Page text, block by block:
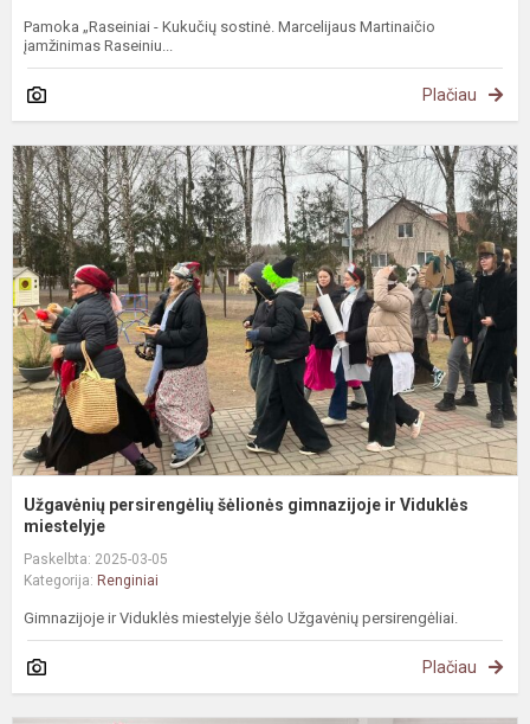
Pamoka „Raseiniai - Kukučių sostinė. Marcelijaus Martinaičio
įamžinimas Raseiniu...
Plačiau
Užgavėnių persirengėlių šėlionės gimnazijoje ir Viduklės
miestelyje
Paskelbta: 2025-03-05
Kategorija: Renginiai
Gimnazijoje ir Viduklės miestelyje šėlo Užgavėnių persirengėliai.
Plačiau